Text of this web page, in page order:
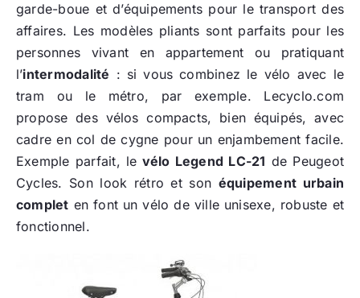
garde-boue et d’équipements pour le transport des
affaires. Les modèles pliants sont parfaits pour les
personnes vivant en appartement ou pratiquant
l’intermodalité : si vous combinez le vélo avec le
tram ou le métro, par exemple. Lecyclo.com
propose des vélos compacts, bien équipés, avec
cadre en col de cygne pour un enjambement facile.
Exemple parfait, le vélo Legend LC-21 de Peugeot
Cycles. Son look rétro et son équipement urbain
complet en font un vélo de ville unisexe, robuste et
fonctionnel.